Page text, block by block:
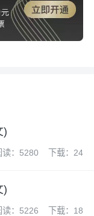
)
读：5280 下载：24
)
读：5226 下载：18